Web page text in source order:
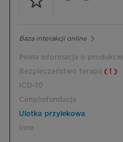
Baza interakcji online
Pełna informacja o produkcie
Bezpieczeństwo terapii ( ! )
ICD-10
Ceny/refundacja
Ulotka przylekowa
Inne